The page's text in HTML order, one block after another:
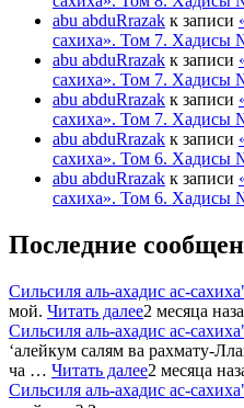
abu abduRrazak к записи
сахиха». Том 7. Хадисы
abu abduRrazak к записи
сахиха». Том 7. Хадисы
abu abduRrazak к записи
сахиха». Том 7. Хадисы
abu abduRrazak к записи
сахиха». Том 6. Хадисы
abu abduRrazak к записи
сахиха». Том 6. Хадисы
Последние
Сильсиля аль-ахадис ас-
мой. Читать далее2 месяца
Сильсиля аль-ахадис ас-
‘алейкум салям ва рахмату-
ча … Читать далее2 месяца
Сильсиля аль-ахадис ас-